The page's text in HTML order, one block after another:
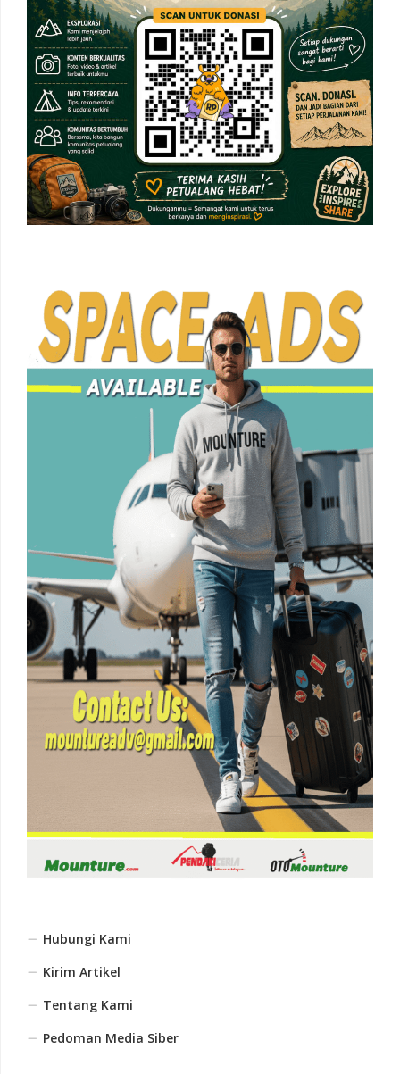
Hubungi Kami
Kirim Artikel
Tentang Kami
Pedoman Media Siber